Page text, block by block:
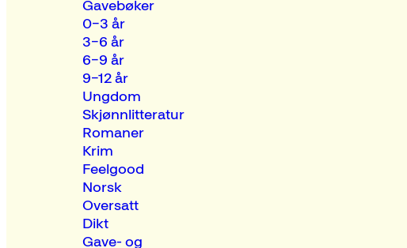
Gavebøker
0–3 år
3–6 år
6–9 år
9–12 år
Ungdom
Skjønnlitteratur
Romaner
Krim
Feelgood
Norsk
Oversatt
Dikt
Gave- og